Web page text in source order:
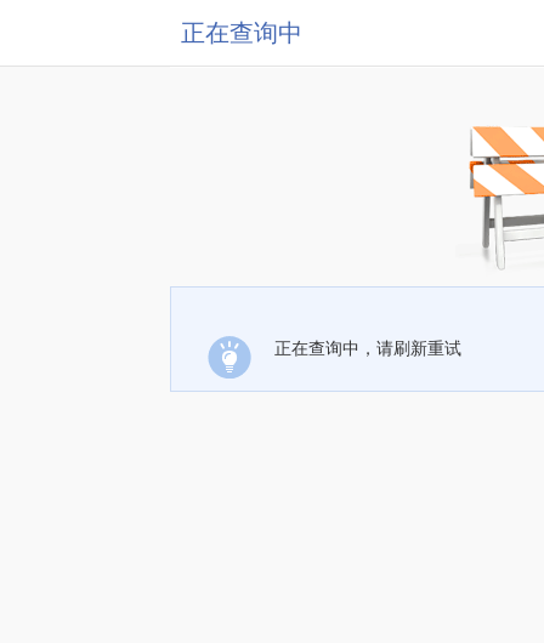
正在查询中
正在查询中，请刷新重试